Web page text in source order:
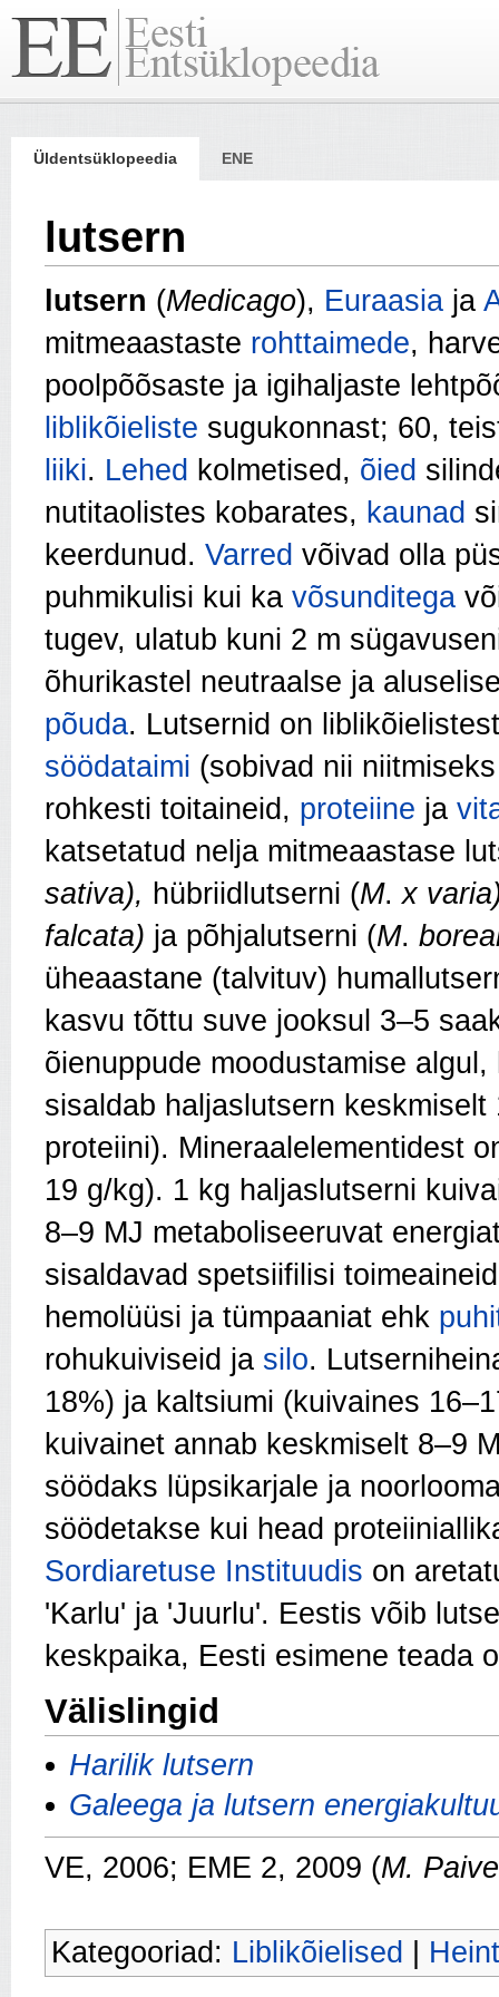
Üldentsüklopeedia ENE
lutsern
lutsern (Medicago), Euraasia ja
mitmeaastaste rohttaimede,
poolpõõsaste ja igihaljaste
liblikõieliste sugukonnast; 60,
liiki. Lehed kolmetised, õied
nutitaolistes kobarates, kaunad
keerdunud. Varred võivad olla
puhmikulisi kui ka võsunditega
tugev, ulatub kuni 2 m
õhurikastel neutraalse ja
põuda. Lutsernid on
söödataimi (sobivad nii
rohkesti toitaineid, proteiine ja
katsetatud nelja mitme­aastase
sativa), hübriidlutserni (M.x
falcata) ja põhjalutserni (M.
üheaastane (talvituv)
kasvu tõttu suve jooksul 3–5
õienuppude moodustamise
sisaldab haljaslutsern
proteiini). Mineraalelementidest
19 g/kg). 1 kg haljaslutserni
8–9 MJ metaboliseeruvat
sisaldavad spetsiifilisi
hemolüüsi ja tümpaaniat ehk
rohukuiviseid ja silo.
18%) ja kaltsiumi (kuivaines
kuivainet annab keskmiselt 8–9
söödaks lüpsikarjale ja
söödetakse kui head
Sordiaretuse Instituudis on
'Karlu' ja 'Juurlu'. Eestis võib
keskpaika, Eesti esimene teada
Välislingid
Harilik lutsern
Galeega ja lutsern
VE, 2006; EME 2, 2009 (M.
Kategooriad: Liblikõielised